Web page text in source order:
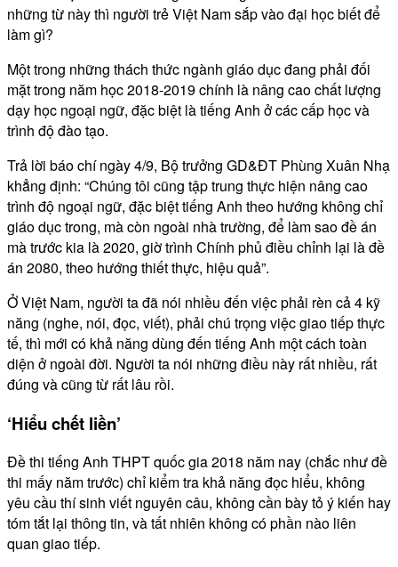
những từ này thì người trẻ Việt Nam sắp vào đại học biết để
làm gì?
Một trong những thách thức ngành giáo dục đang phải đối
mặt trong năm học 2018-2019 chính là nâng cao chất lượng
dạy học ngoại ngữ, đặc biệt là tiếng Anh ở các cấp học và
trình độ đào tạo.
Trả lời báo chí ngày 4/9, Bộ trưởng GD&ĐT Phùng Xuân Nhạ
khẳng định: “Chúng tôi cũng tập trung thực hiện nâng cao
trình độ ngoại ngữ, đặc biệt tiếng Anh theo hướng không chỉ
giáo dục trong, mà còn ngoài nhà trường, để làm sao đề án
mà trước kia là 2020, giờ trình Chính phủ điều chỉnh lại là đề
án 2080, theo hướng thiết thực, hiệu quả”.
Ở Việt Nam, người ta đã nói nhiều đến việc phải rèn cả 4 kỹ
năng (nghe, nói, đọc, viết), phải chú trọng việc giao tiếp thực
tế, thì mới có khả năng dùng đến tiếng Anh một cách toàn
diện ở ngoài đời. Người ta nói những điều này rất nhiều, rất
đúng và cũng từ rất lâu rồi.
‘Hiểu chết liền’
Đề thi tiếng Anh THPT quốc gia 2018 năm nay (chắc như đề
thi mấy năm trước) chỉ kiểm tra khả năng đọc hiểu, không
yêu cầu thí sinh viết nguyên câu, không cần bày tỏ ý kiến hay
tóm tắt lại thông tin, và tất nhiên không có phần nào liên
quan giao tiếp.